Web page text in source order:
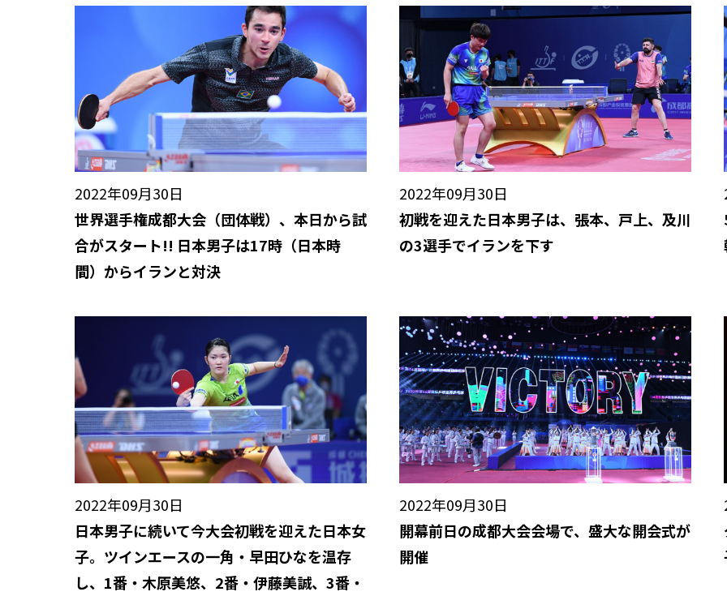
2022年09月30日
世界選手権成都大会（団体戦）、本日から試
合がスタート!! 日本男子は17時（日本時
間）からイランと対決
2022年09月30日
初戦を迎えた日本男子は、張本、戸上、及川
の3選手でイランを下す
2022年09月30日
日本男子に続いて今大会初戦を迎えた日本女
子。ツインエースの一角・早田ひなを温存
し、1番・木原美悠、2番・伊藤美誠、3番・
2022年09月30日
開幕前日の成都大会会場で、盛大な開会式が
開催